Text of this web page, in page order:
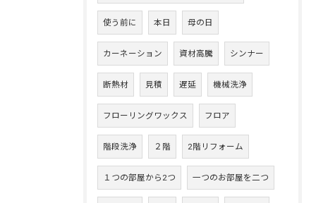
使う前に 本日 母の日
カーネーション 資材高騰 シンナー
断熱材 見積 遅延 機械洗浄
フローリングワックス フロア
階段洗浄 ２階 2階リフォーム
１つの部屋から2つ 一つのお部屋を二つ